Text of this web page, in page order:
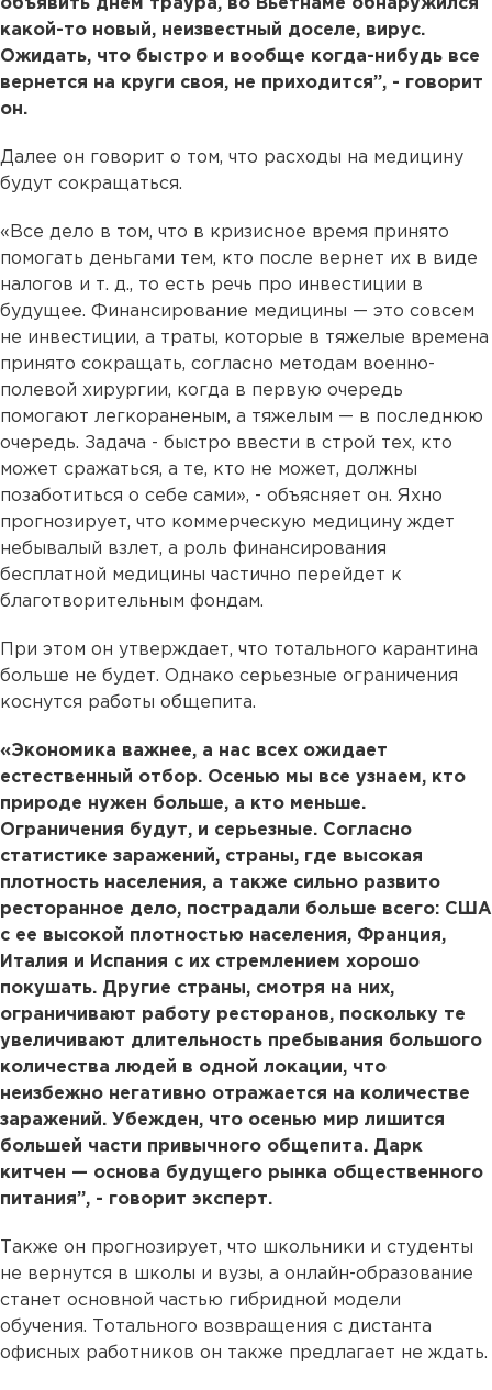
объявить днем траура, во Вьетнаме обнаружился
какой-то новый, неизвестный доселе, вирус.
Ожидать, что быстро и вообще когда-нибудь все
вернется на круги своя, не приходится”, - говорит
он.
Далее он говорит о том, что расходы на медицину
будут сокращаться.
«Все дело в том, что в кризисное время принято
помогать деньгами тем, кто после вернет их в виде
налогов и т. д., то есть речь про инвестиции в
будущее. Финансирование медицины — это совсем
не инвестиции, а траты, которые в тяжелые времена
принято сокращать, согласно методам военно-
полевой хирургии, когда в первую очередь
помогают легкораненым, а тяжелым — в последнюю
очередь. Задача - быстро ввести в строй тех, кто
может сражаться, а те, кто не может, должны
позаботиться о себе сами», - объясняет он. Яхно
прогнозирует, что коммерческую медицину ждет
небывалый взлет, а роль финансирования
бесплатной медицины частично перейдет к
благотворительным фондам.
При этом он утверждает, что тотального карантина
больше не будет. Однако серьезные ограничения
коснутся работы общепита.
«Экономика важнее, а нас всех ожидает
естественный отбор. Осенью мы все узнаем, кто
природе нужен больше, а кто меньше.
Ограничения будут, и серьезные. Согласно
статистике заражений, страны, где высокая
плотность населения, а также сильно развито
ресторанное дело, пострадали больше всего: США
с ее высокой плотностью населения, Франция,
Италия и Испания с их стремлением хорошо
покушать. Другие страны, смотря на них,
ограничивают работу ресторанов, поскольку те
увеличивают длительность пребывания большого
количества людей в одной локации, что
неизбежно негативно отражается на количестве
заражений. Убежден, что осенью мир лишится
большей части привычного общепита. Дарк
китчен — основа будущего рынка общественного
питания”, - говорит эксперт.
Также он прогнозирует, что школьники и студенты
не вернутся в школы и вузы, а онлайн-образование
станет основной частью гибридной модели
обучения. Тотального возвращения с дистанта
офисных работников он также предлагает не ждать.